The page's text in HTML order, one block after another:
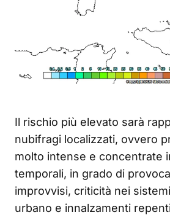
Il rischio più elevato sarà
nubifragi localizzati, ovvero
molto intense e concentrate
temporali, in grado di
improvvisi, criticità nei
urbano e innalzamenti